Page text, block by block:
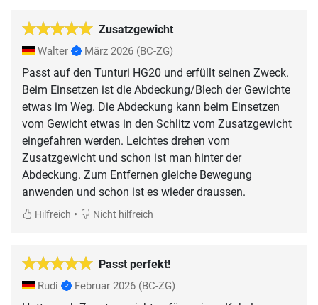
Zusatzgewicht
Walter März 2026 (BC-ZG)
Passt auf den Tunturi HG20 und erfüllt seinen Zweck.
Beim Einsetzen ist die Abdeckung/Blech der Gewichte
etwas im Weg. Die Abdeckung kann beim Einsetzen
vom Gewicht etwas in den Schlitz vom Zusatzgewicht
eingefahren werden. Leichtes drehen vom
Zusatzgewicht und schon ist man hinter der
Abdeckung. Zum Entfernen gleiche Bewegung
anwenden und schon ist es wieder draussen.
Hilfreich • Nicht hilfreich
Passt perfekt!
Rudi Februar 2026 (BC-ZG)